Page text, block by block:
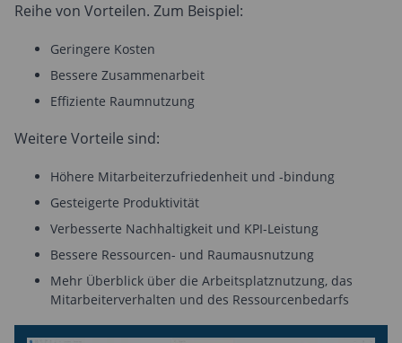
Reihe von Vorteilen. Zum Beispiel:
Geringere Kosten
Bessere Zusammenarbeit
Effiziente Raumnutzung
Weitere Vorteile sind:
Höhere Mitarbeiterzufriedenheit und -bindung
Gesteigerte Produktivität
Verbesserte Nachhaltigkeit und KPI-Leistung
Bessere Ressourcen- und Raumausnutzung
Mehr Überblick über die Arbeitsplatznutzung, das
Mitarbeiterverhalten und des Ressourcenbedarfs